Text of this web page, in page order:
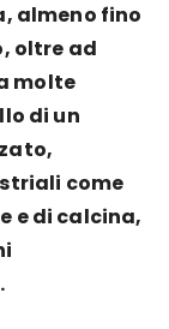
almeno fino
oltre ad
molte
di un
come
e di calcina,